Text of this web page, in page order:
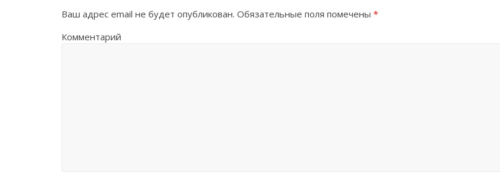
Ваш адрес email не будет опубликован. Обязательные поля помечены *
Комментарий